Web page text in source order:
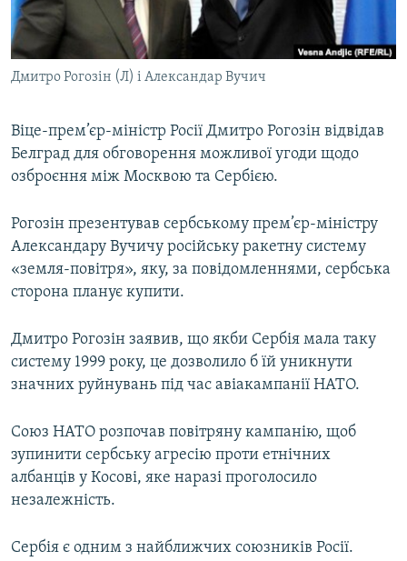
ВІДЕОУРОКИ «ELIFBE»
СВІДЧЕННЯ ОКУПАЦІЇ
УКРАЇНСЬКА ПРОБЛЕМА КРИМУ
Русский
Qırımtatar
Дмитро Рогозін (Л) і Александар Вучич
Віце-прем’єр-міністр Росії Дмитро Рогозін відвідав
Белград для обговорення можливої угоди щодо
озброєння між Москвою та Сербією.
Рогозін презентував сербському прем’єр-міністру
Александару Вучичу російську ракетну систему
«земля-повітря», яку, за повідомленнями, сербська
сторона планує купити.
Дмитро Рогозін заявив, що якби Сербія мала таку
систему 1999 року, це дозволило б їй уникнути
значних руйнувань під час авіакампанії НАТО.
Союз НАТО розпочав повітряну кампанію, щоб
зупинити сербську агресію проти етнічних
албанців у Косові, яке наразі проголосило
незалежність.
Сербія є одним з найближчих союзників Росії.